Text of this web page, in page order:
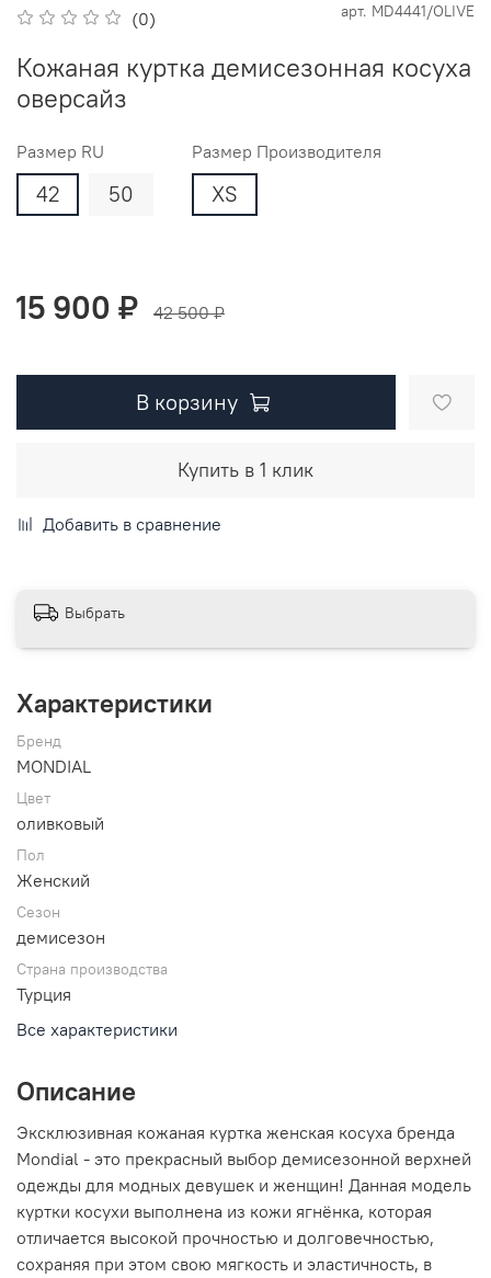
(0) арт. MD4441/OLIVE
Кожаная куртка демисезонная косуха
оверсайз
Размер RU
42 50
Размер Производителя
XS
15 900 ₽ 42 500 ₽
В корзину
Купить в 1 клик
Добавить в сравнение
Выбрать
Характеристики
Бренд
MONDIAL
Цвет
оливковый
Пол
Женский
Сезон
демисезон
Страна производства
Турция
Все характеристики
Описание
Эксклюзивная кожаная куртка женская косуха бренда
Mondial - это прекрасный выбор демисезонной верхней
одежды для модных девушек и женщин! Данная модель
куртки косухи выполнена из кожи ягнёнка, которая
отличается высокой прочностью и долговечностью,
сохраняя при этом свою мягкость и эластичность, в